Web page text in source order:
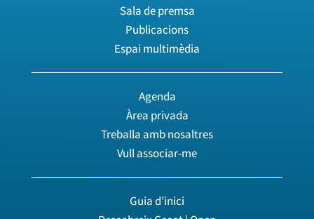
Sala de premsa
Publicacions
Espai multimèdia
Agenda
Àrea privada
Treballa amb nosaltres
Vull associar-me
Guia d’inici